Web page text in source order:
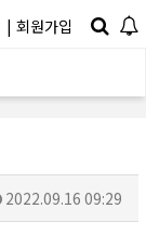
| 회원가입
2022.09.16 09:29